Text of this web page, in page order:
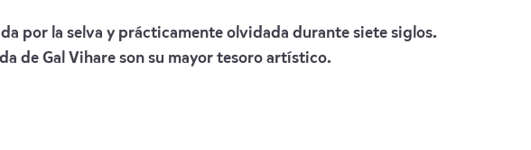
por la selva y prácticamente olvidada durante siete siglos.
de Gal Vihare son su mayor tesoro artístico.